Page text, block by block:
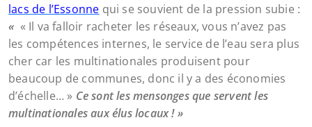
lacs de l’Essonne qui se souvient de la pression subie :
« « Il va falloir racheter les réseaux, vous n’avez pas
les compétences internes, le service de l’eau sera plus
cher car les multinationales produisent pour
beaucoup de communes, donc il y a des économies
d’échelle… » Ce sont les mensonges que servent les
multinationales aux élus locaux ! »